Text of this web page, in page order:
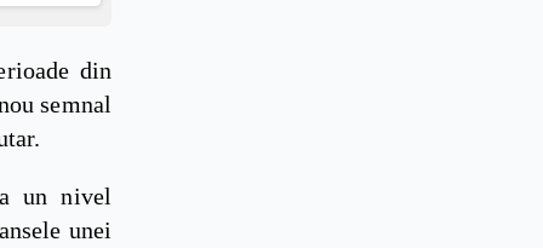
din
semnal
un nivel
unei